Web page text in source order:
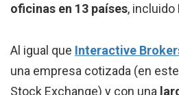
oficinas en 13 países, incluido
Al igual que Interactive
una empresa cotizada (en
Stock Exchange) y con una